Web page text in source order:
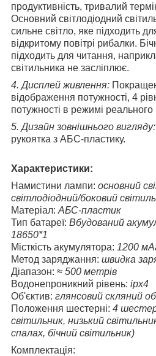
продуктивність, тривалий
Основний світлодіодний
сильне світло, яке підходить
відкритому повітрі рибалки.
підходить для читання,
світильника не засліплює.
4. Дисплей живлення:
відображення потужності, 4
потужності в режимі реального
5. Дизайн зовнішнього вигляду:
рукоятка з АБС-пластику.
Характеристики:
Намистини лампи: основний
світлодіодний/боковий
Матеріал: АБС-пластик
Тип батареї: Вбудований
18650*1
Місткість акумулятора: 1200
Метод заряджання: швидка
Діапазон: ≈ 500 метрів
Водонепроникний рівень: ipx4
Об'єктив: глянсовий скляний
Положення шестерні: 4
світильник, низький
спалах, бічний світильник)
Комплектація: